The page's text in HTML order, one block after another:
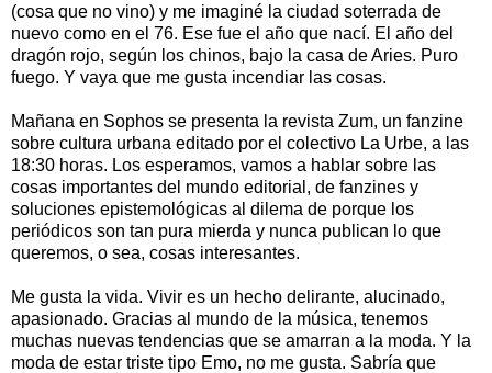
(cosa que no vino) y me imaginé la ciudad soterrada de
nuevo como en el 76. Ese fue el año que nací. El año del
dragón rojo, según los chinos, bajo la casa de Aries. Puro
fuego. Y vaya que me gusta incendiar las cosas.
Mañana en Sophos se presenta la revista Zum, un fanzine
sobre cultura urbana editado por el colectivo La Urbe, a las
18:30 horas. Los esperamos, vamos a hablar sobre las
cosas importantes del mundo editorial, de fanzines y
soluciones epistemológicas al dilema de porque los
periódicos son tan pura mierda y nunca publican lo que
queremos, o sea, cosas interesantes.
Me gusta la vida. Vivir es un hecho delirante, alucinado,
apasionado. Gracias al mundo de la música, tenemos
muchas nuevas tendencias que se amarran a la moda. Y la
moda de estar triste tipo Emo, no me gusta. Sabría que